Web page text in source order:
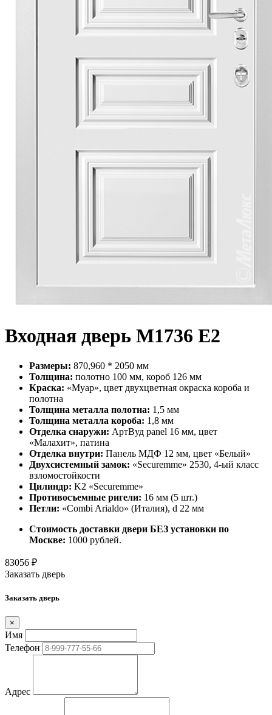
Входная дверь М1736 Е2
Размеры: 870,960 * 2050 мм
Толщина: полотно 100 мм, короб 126 мм
Краска: «Муар», цвет двухцветная окраска короба и
полотна
Толщина металла полотна: 1,5 мм
Толщина металла короба: 1,8 мм
Отделка снаружи: АртВуд panel 16 мм, цвет
«Малахит», патина
Отделка внутри: Панель МДФ 12 мм, цвет «Белый»
Двухсистемный замок: «Securemme» 2530, 4-ый класс
взломостойкости
Цилиндр: K2 «Securemme»
Противосъемные ригели: 16 мм (5 шт.)
Петли: «Combi Arialdo» (Италия), d 22 мм
Стоимость доставки двери БЕЗ установки по
Москве: 1000 рублей.
83056 ₽
Заказать дверь
Заказать дверь
×
Имя
Телефон
Адрес